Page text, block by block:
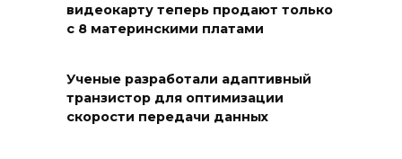
видеокарту теперь продают только
с 8 материнскими платами
Ученые разработали адаптивный
транзистор для оптимизации
скорости передачи данных